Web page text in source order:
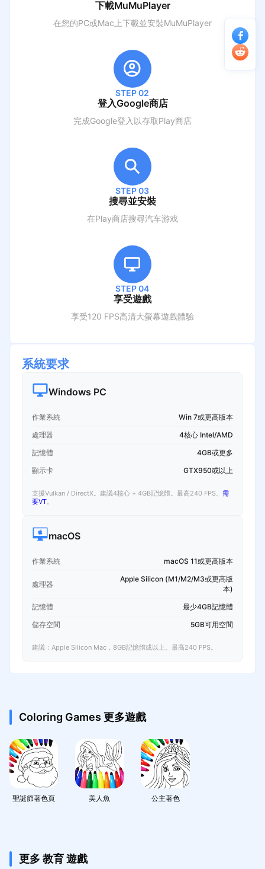
下載MuMuPlayer
在您的PC或Mac上下載並安裝MuMuPlayer
STEP 02
登入Google商店
完成Google登入以存取Play商店
STEP 03
搜尋並安裝
在Play商店搜尋汽车游戏
STEP 04
享受遊戲
享受120 FPS高清大螢幕遊戲體驗
系統要求
Windows PC
作業系統
Win 7或更高版本
處理器
4核心 Intel/AMD
記憶體
4GB或更多
顯示卡
GTX950或以上
支援Vulkan / DirectX。建議4核心 + 4GB記憶體。最高240 FPS。 需
要VT。
macOS
作業系統 macOS 11或更高版本
處理器
Apple Silicon (M1/M2/M3或更高版
本)
記憶體
最少4GB記憶體
儲存空間
5GB可用空間
建議：Apple Silicon Mac，8GB記憶體或以上。最高240 FPS。
Coloring Games 更多遊戲
聖誕節著色頁 美人魚 公主著色
更多 教育 遊戲